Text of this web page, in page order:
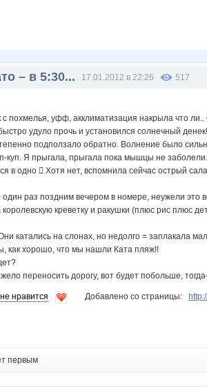
– в 5:30... 17.01.2012 в 22:26 517
с похмелья, уфф, акклиматизация накрыла что
удуло прочь и установился солнечный
подползало обратно. Волнение было
куп. Я прыгала, прыгала пока мышцы не заболели.
одно  Хотя нет, вспомнила сейчас острый
раз поздним вечером в номере, неужели это
креветку и ракушки (плюс рис плюс
катались на слонах, но недолго = заплакала
как хорошо, что мы нашли Ката пляж!!
переносить дорогу, вот будет побольше,
нравится Добавлено со страницы:
первым